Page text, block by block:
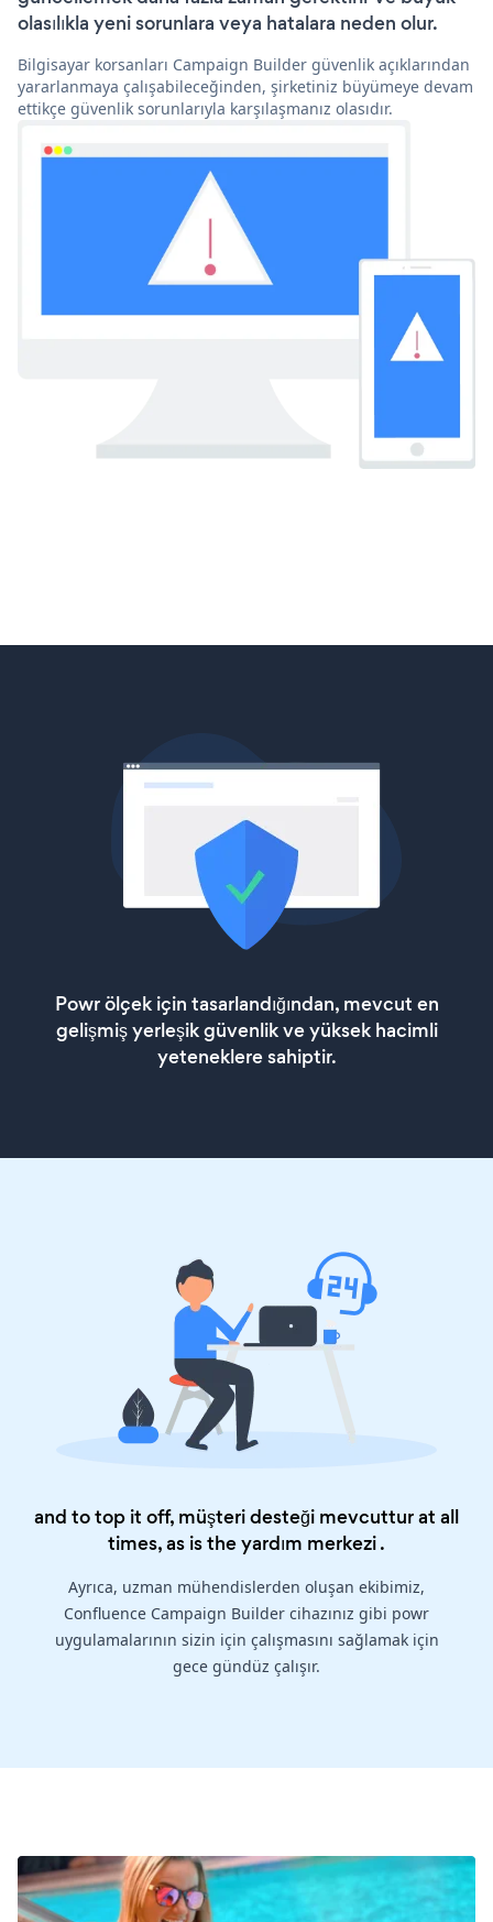
olasılıkla yeni sorunlara veya hatalara neden olur.
Bilgisayar korsanları Campaign Builder güvenlik açıklarından
yararlanmaya çalışabileceğinden, şirketiniz büyümeye devam
ettikçe güvenlik sorunlarıyla karşılaşmanız olasıdır.
Powr ölçek için tasarlandığından, mevcut en
gelişmiş yerleşik güvenlik ve yüksek hacimli
yeteneklere sahiptir.
and to top it off, müşteri desteği mevcuttur at all
times, as is theyardım merkezi.
Ayrıca, uzman mühendislerden oluşan ekibimiz,
Confluence Campaign Builder cihazınız gibi powr
uygulamalarının sizin için çalışmasını sağlamak için
gece gündüz çalışır.